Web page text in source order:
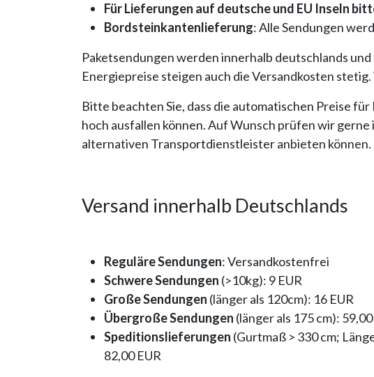
Für Lieferungen auf deutsche und EU Inseln
Bordsteinkantenlieferung: Alle Sendungen
Paketsendungen werden innerhalb deutschlands
Energiepreise steigen auch die Versandkosten
Bitte beachten Sie, dass die automatischen Preise
hoch ausfallen können. Auf Wunsch prüfen wir
alternativen Transportdienstleister anbieten können.
Versand innerhalb Deutschlands
Reguläre Sendungen: Versandkostenfrei
Schwere Sendungen (>10kg): 9 EUR
Große Sendungen (länger als 120cm): 16 EUR
Übergroße Sendungen (länger als 175 cm): 59,00
Speditionslieferungen (Gurtmaß > 330 cm;
82,00 EUR